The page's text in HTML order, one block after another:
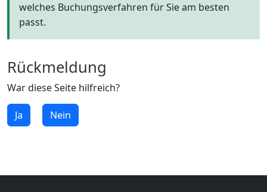
welches Buchungsverfahren für Sie am besten
passt.
Rückmeldung
War diese Seite hilfreich?
Ja Nein